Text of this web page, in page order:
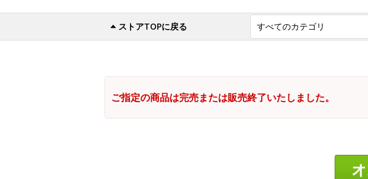
ストアTOPに戻る
ご指定の商品は完売または販売終了いたしました。